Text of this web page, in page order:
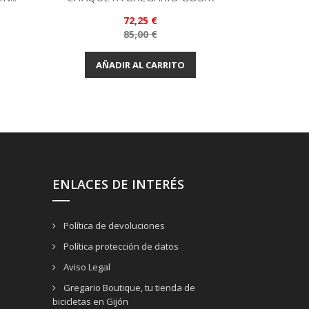
Granate
Precio
72,25 €
Precio
85,00 €
AÑADIR AL CARRITO
ENLACES DE INTERÉS
Política de devoluciones
Política protección de datos
Aviso Legal
Gregario Boutique, tu tienda de
bicicletas en Gijón